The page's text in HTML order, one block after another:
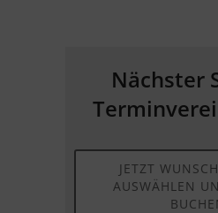
Nächster
JETZT
AUSWÄHLEN